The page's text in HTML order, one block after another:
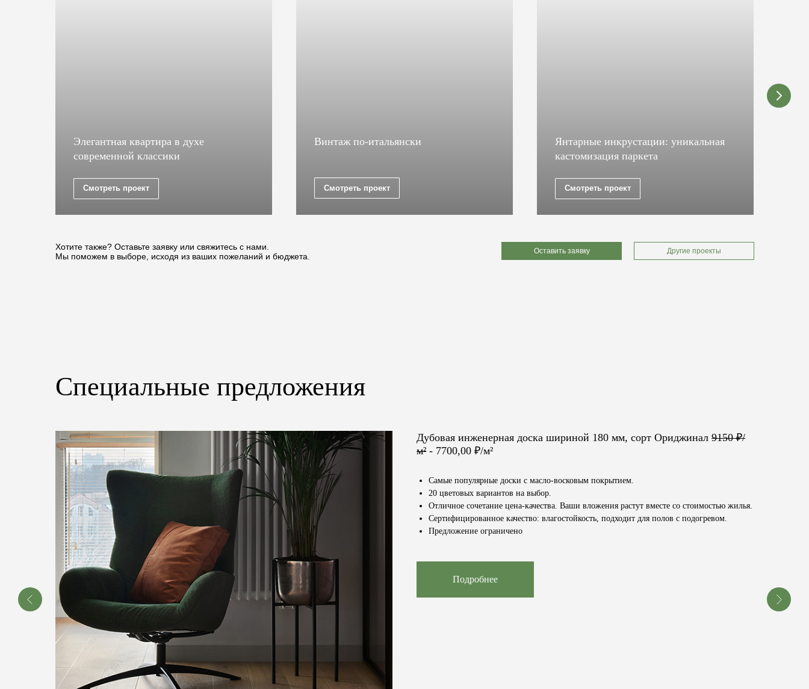
Элегантная квартира в духе
современной классики
Смотреть проект
Винтаж по-итальянски
Смотреть проект
Янтарные инкрустации: уникальная
кастомизация паркета
Смотреть проект
Хотите также? Оставьте заявку или свяжитесь с нами.
Мы поможем в выборе, исходя из ваших пожеланий и бюджета.
Оставить заявку Другие проекты
Специальные предложения
Дубовая инженерная доска шириной 180 мм, сорт Ориджинал 9150 ₽/
м² - 7700,00 ₽/м²
Самые популярные доски с масло-восковым покрытием.
20 цветовых вариантов на выбор.
Отличное сочетание цена-качества. Ваши вложения растут вместе со стоимостью жилья.
Сертифицированное качество: влагостойкость, подходит для полов с подогревом.
Предложение ограничено
Подробнее